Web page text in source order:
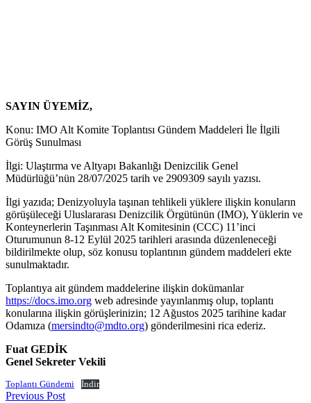
SAYIN ÜYEMİZ,
Konu: IMO Alt Komite Toplantısı Gündem Maddeleri İle İlgili
Görüş Sunulması
İlgi: Ulaştırma ve Altyapı Bakanlığı Denizcilik Genel
Müdürlüğü’nün 28/07/2025 tarih ve 2909309 sayılı yazısı.
İlgi yazıda; Denizyoluyla taşınan tehlikeli yüklere ilişkin konuların
görüşüleceği Uluslararası Denizcilik Örgütünün (IMO), Yüklerin ve
Konteynerlerin Taşınması Alt Komitesinin (CCC) 11’inci
Oturumunun 8-12 Eylül 2025 tarihleri arasında düzenleneceği
bildirilmekte olup, söz konusu toplantının gündem maddeleri ekte
sunulmaktadır.
Toplantıya ait gündem maddelerine ilişkin dokümanlar
https://docs.imo.org web adresinde yayınlanmış olup, toplantı
konularına ilişkin görüşlerinizin; 12 Ağustos 2025 tarihine kadar
Odamıza (mersindto@mdto.org) gönderilmesini rica ederiz.
Fuat GEDİK
Genel Sekreter Vekili
Toplantı Gündemi İndir
Previous Post